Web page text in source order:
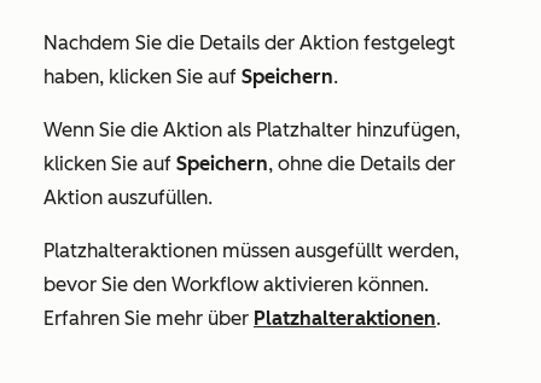
Nachdem Sie die Details der Aktion festgelegt
haben, klicken Sie auf Speichern.
Wenn Sie die Aktion als Platzhalter hinzufügen,
klicken Sie auf Speichern, ohne die Details der
Aktion auszufüllen.
Platzhalteraktionen müssen ausgefüllt werden,
bevor Sie den Workflow aktivieren können.
Erfahren Sie mehr über Platzhalteraktionen.